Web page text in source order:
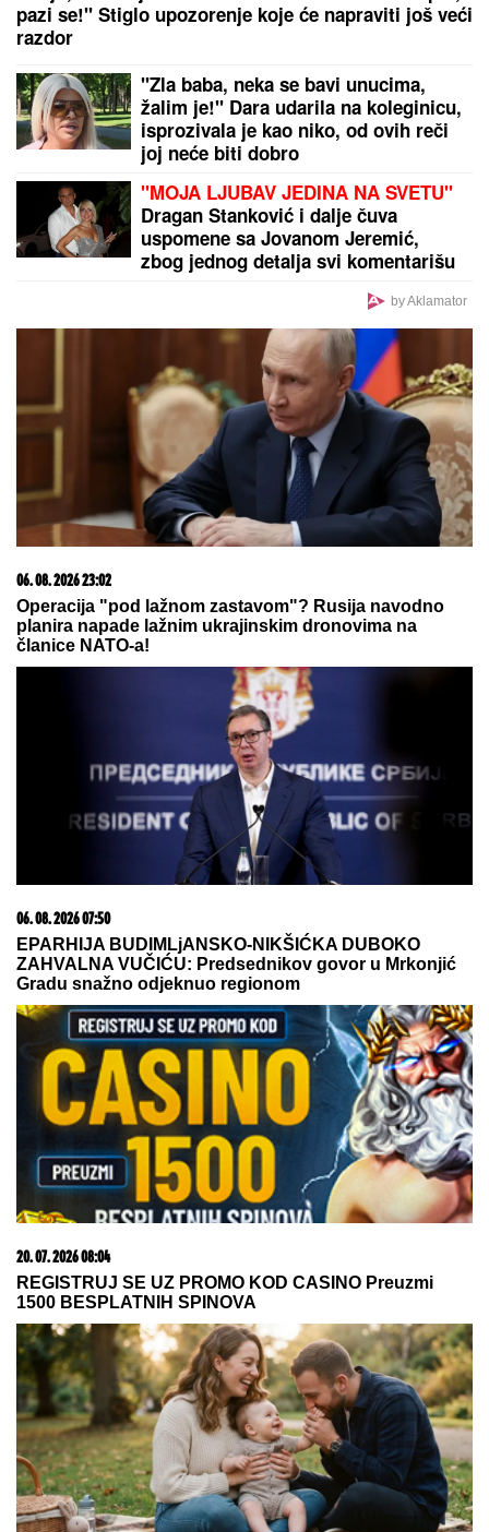
"SKUPLJAM APETIT OKOLO, A JEDEM KOD KUĆE"
Našem pevaču žena oprostila sve afere: "Ne mogu
da kažem da nisam pogledao drugu"
by Aklamator
PREPORUKA ZA VAS
Ženu iz Srbije majka IZBRISALA IZ NASLEDSTVA,
sa decom ostala bez krova nad glavom: "Nije mi
dala u kuću da ne bih OTIMALA BRATU"
OVO JE MILKA (82) KOJU JE UBIO
Domu, jutros došla da obiđe sina, a
on je TUKAO DO SMRTI! (FOTO,
VIDEO)
VODITELJKA RTS-A UŽIVA NA JAHTI
Zategnuta kao praćka u 52. godini:
Otkopčala košulju i pokazala zašto
važi za jednu od najzgodnijih (Foto)